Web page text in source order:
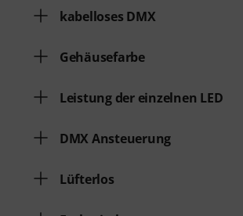
kabelloses DMX
Gehäusefarbe
Leistung der einzelnen LED
DMX Ansteuerung
Lüfterlos